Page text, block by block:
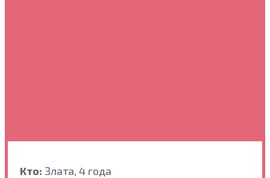
Кто: Злата, 4 года